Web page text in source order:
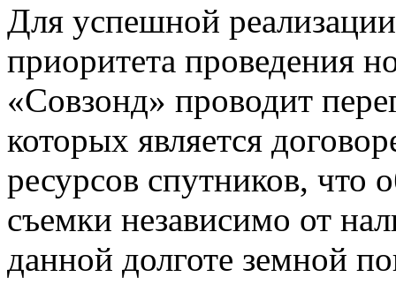
Для успешной
приоритета проведения
«Совзонд» проводит
которых является
ресурсов спутников, что
съемки независимо от
данной долготе земной